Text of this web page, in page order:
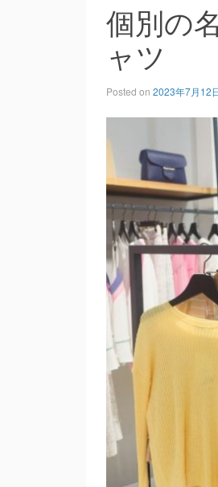
個別の
ャツ
Posted on 2023年7月12